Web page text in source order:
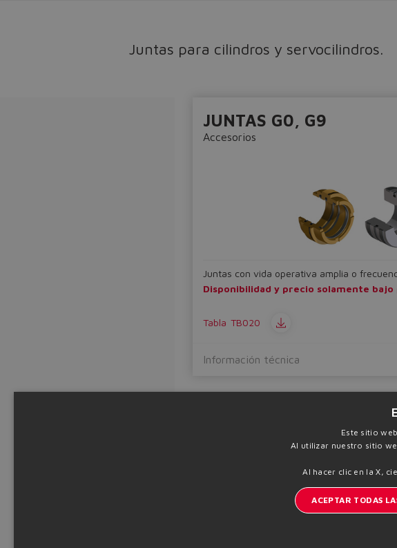
Juntas para cilindros y servocilindros.
JUNTAS G0, G9
Accesorios
Juntas con vida operativa amplia o
Disponibilidad y precio solamente
Tabla TB020
Información técnica
Este sitio
Al utilizar nuestro sitio
Al hacer clic en la X,
ACEPTAR TODAS